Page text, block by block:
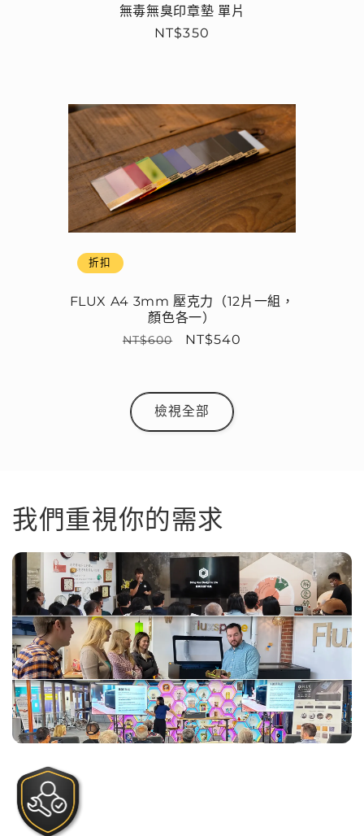
無毒無臭印章墊 單片
定
NT$350
折扣
FLUX A4 3mm 壓克力（12片一組，
顏色各一）
定
NT$600
售
NT$540
檢視全部
我們重視你的需求